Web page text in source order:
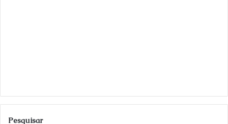
Pesquisar